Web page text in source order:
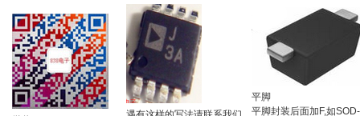
平脚
平脚封装后面加F,如